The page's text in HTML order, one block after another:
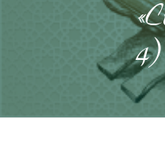
4)